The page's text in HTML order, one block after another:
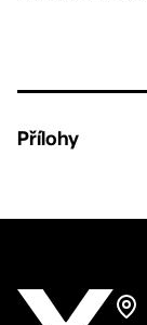
Přílohy